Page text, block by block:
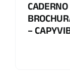
CADERNO
–